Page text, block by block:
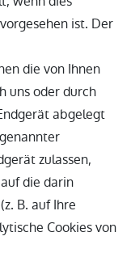
ist. Der
die von Ihnen
uns oder durch
abgelegt
zulassen,
die darin
B. auf Ihre
Cookies von